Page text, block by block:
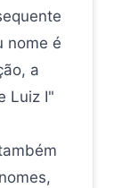
nome é
a
Luiz I"